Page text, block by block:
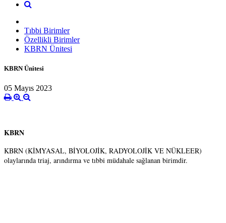
Tıbbi Birimler
Özellikli Birimler
KBRN Ünitesi
KBRN Ünitesi
05 Mayıs 2023
KBRN
KBRN (KİMYASAL, BİYOLOJİK, RADYOLOJİK VE NÜKLEER)
olaylarında triaj, arındırma ve tıbbi müdahale sağlanan birimdir.